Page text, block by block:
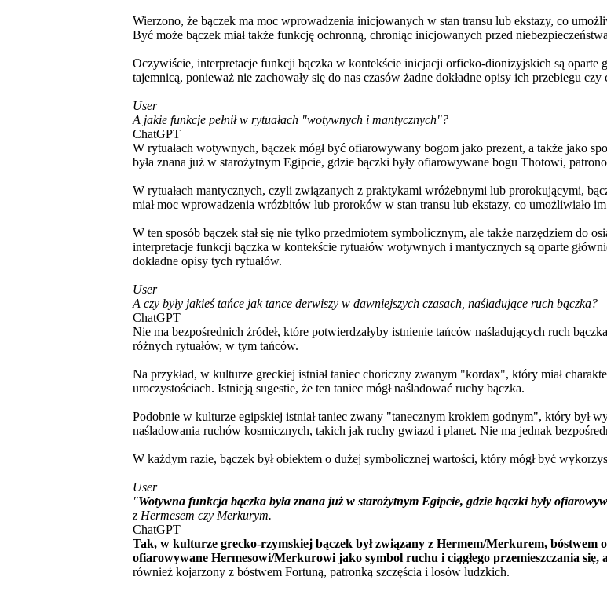
Wierzono, że bączek ma moc wprowadzenia inicjowanych w stan transu lub ekstazy, co
Być może bączek miał także funkcję ochronną, chroniąc inicjowanych przed
Oczywiście, interpretacje funkcji bączka w kontekście inicjacji orficko-dionizyjskich są oparte
tajemnicą, ponieważ nie zachowały się do nas czasów żadne dokładne opisy ich przebiegu czy
User
A jakie funkcje pełnił w rytuałach "wotywnych i mantycznych"?
ChatGPT
W rytuałach wotywnych, bączek mógł być ofiarowywany bogom jako prezent, a także jako
była znana już w starożytnym Egipcie, gdzie bączki były ofiarowywane bogu Thotowi,
W rytuałach mantycznych, czyli związanych z praktykami wróżebnymi lub prorokującymi,
miał moc wprowadzenia wróżbitów lub proroków w stan transu lub ekstazy, co umożliwiało
W ten sposób bączek stał się nie tylko przedmiotem symbolicznym, ale także narzędziem do
interpretacje funkcji bączka w kontekście rytuałów wotywnych i mantycznych są oparte
dokładne opisy tych rytuałów.
User
A czy były jakieś tańce jak tance derwiszy w dawniejszych czasach, naśladujące ruch bączka?
ChatGPT
Nie ma bezpośrednich źródeł, które potwierdzałyby istnienie tańców naśladujących ruch
różnych rytuałów, w tym tańców.
Na przykład, w kulturze greckiej istniał taniec choriczny zwanym "kordax", który miał
uroczystościach. Istnieją sugestie, że ten taniec mógł naśladować ruchy bączka.
Podobnie w kulturze egipskiej istniał taniec zwany "tanecznym krokiem godnym", który był
naśladowania ruchów kosmicznych, takich jak ruchy gwiazd i planet. Nie ma jednak
W każdym razie, bączek był obiektem o dużej symbolicznej wartości, który mógł być
User
"Wotywna funkcja bączka była znana już w starożytnym Egipcie, gdzie bączki były
z Hermesem czy Merkurym.
ChatGPT
Tak, w kulturze grecko-rzymskiej bączek był związany z Hermem/Merkurem,
ofiarowywane Hermesowi/Merkurowi jako symbol ruchu i ciągłego przemieszczania się,
również kojarzony z bóstwem Fortuną, patronką szczęścia i losów ludzkich.